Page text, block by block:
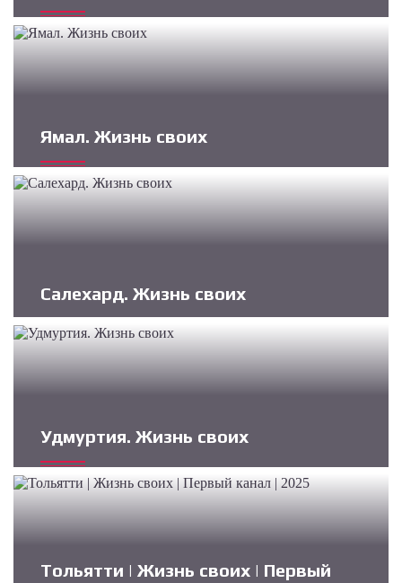
Ямал. Жизнь своих
Салехард. Жизнь своих
Удмуртия. Жизнь своих
Тольятти | Жизнь своих | Первый